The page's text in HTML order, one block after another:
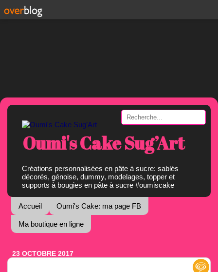
Oumi's Cake Sug’Art
Créations personnalisées en pâte à sucre: sablés
décorés, génoise, dummy, modelages, topper et
supports à bougies en pâte à sucre #oumiscake
Accueil Oumi's Cake: ma page FB
Ma boutique en ligne
23 OCTOBRE 2017